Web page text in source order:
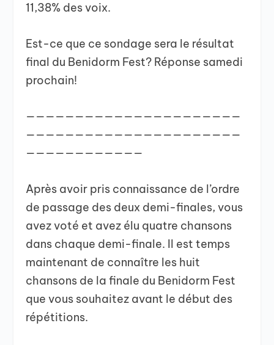
11,38% des voix.
Est-ce que ce sondage sera le résultat
final du Benidorm Fest? Réponse samedi
prochain!
——————————————————————
——————————————————————
————————————
Après avoir pris connaissance de l’ordre
de passage des deux demi-finales, vous
avez voté et avez élu quatre chansons
dans chaque demi-finale. Il est temps
maintenant de connaître les huit
chansons de la finale du Benidorm Fest
que vous souhaitez avant le début des
répétitions.